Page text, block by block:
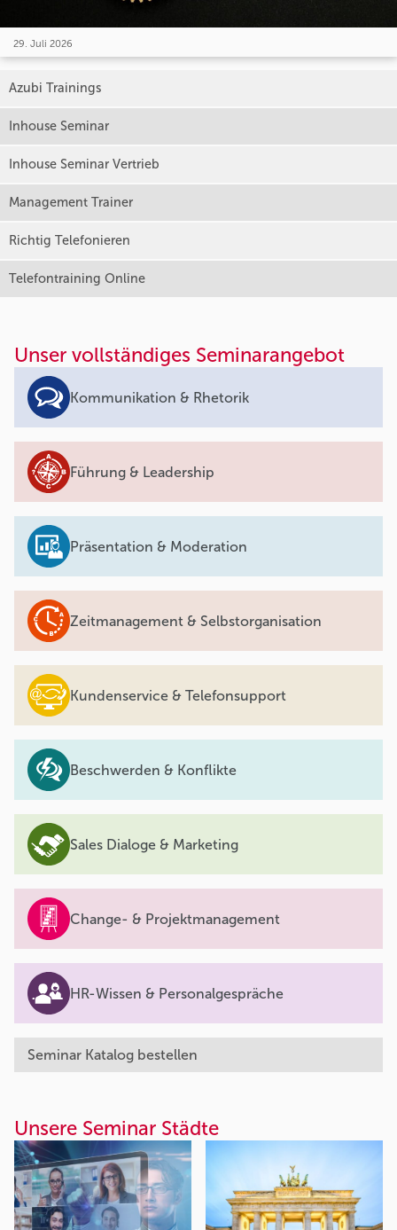
29. Juli 2026
Azubi Trainings
Inhouse Seminar
Inhouse Seminar Vertrieb
Management Trainer
Richtig Telefonieren
Telefontraining Online
Unser vollständiges Seminarangebot
Kommunikation & Rhetorik
Führung & Leadership
Präsentation & Moderation
Zeitmanagement & Selbstorganisation
Kundenservice & Telefonsupport
Beschwerden & Konflikte
Sales Dialoge & Marketing
Change- & Projektmanagement
HR-Wissen & Personalgespräche
Seminar Katalog bestellen
Unsere Seminar Städte